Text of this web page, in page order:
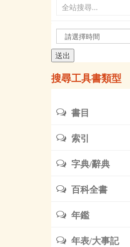
選
擇
時
間
搜尋工具書類型
書目
索引
字典/辭典
百科全書
年鑑
年表/大事記